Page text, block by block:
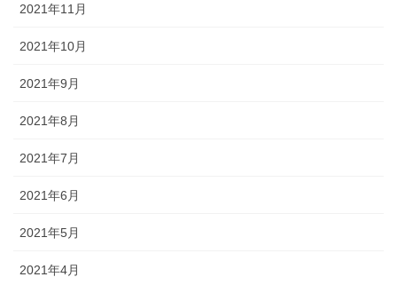
2021年11月
2021年10月
2021年9月
2021年8月
2021年7月
2021年6月
2021年5月
2021年4月